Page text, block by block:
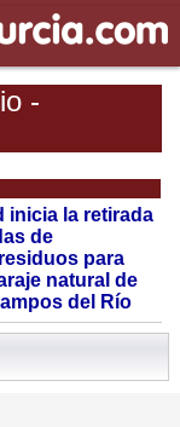
-
inicia la retirada
de
para
natural de
del Río